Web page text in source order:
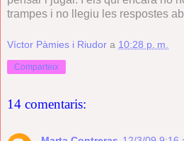
trampes i no llegiu les respostes
Víctor Pàmies i Riudor a 10:28 p. m.
Comparteix
14 comentaris: